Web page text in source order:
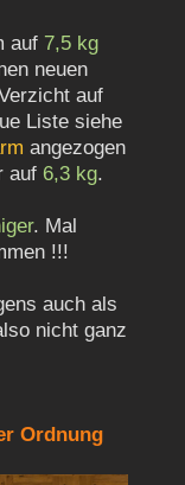
auf 7,5 kg
neuen
auf
Liste siehe
angezogen
auf 6,3 kg.
. Mal
!!!
auch als
nicht ganz
Ordnung